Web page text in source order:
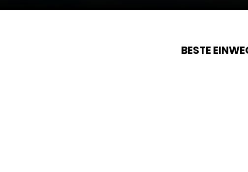
BESTE